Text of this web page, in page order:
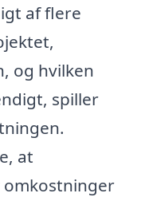
af flere
og hvilken
spiller
at